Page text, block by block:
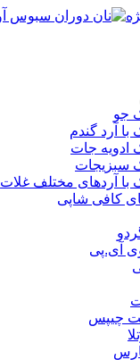
جو
آرد گندم
جات
سبزیجات
آردهای مختلف غلات
کافی شاپی
آی.پی
چیپس